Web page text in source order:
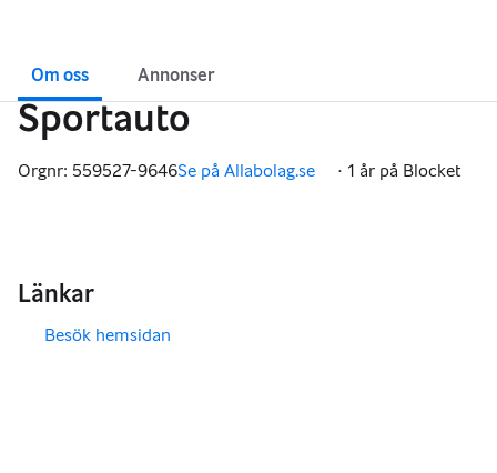
Om oss Annonser
Sportauto
Orgnr: 559527-9646Se på Allabolag.se
, · 1 år på Blocket
Länkar
Besök hemsidan